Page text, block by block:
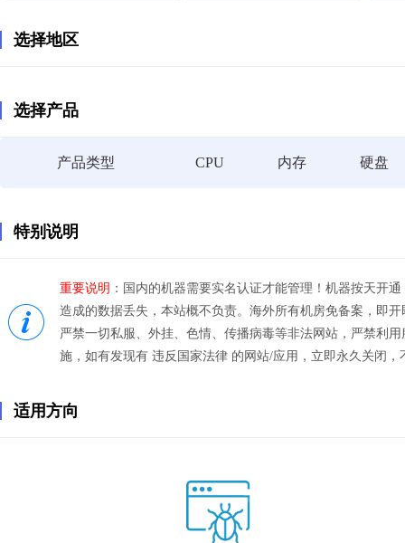
选择地区
选择产品
产品类型 CPU 内存 硬盘
特别说明
重要说明 ：国内的机器需要实名认证才能管理！机器按天开
造成的数据丢失，本站概不负责。海外所有机房免备案，即
严禁一切私服、外挂、色情、传播病毒等非法网站，严禁利
施，如有发现有 违反国家法律 的网站/应用，立即永久关闭，
适用方向